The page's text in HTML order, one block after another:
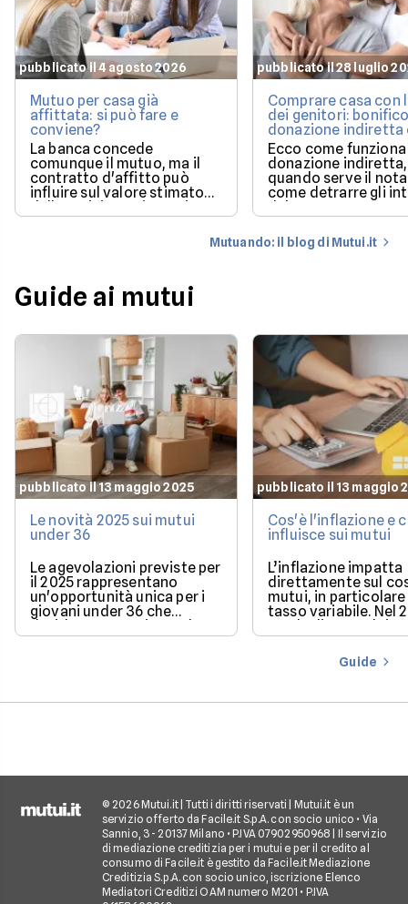
pubblicato il 4 agosto 2026
Mutuo per casa già
affittata: si può fare e
conviene?
La banca concede
comunque il mutuo, ma il
contratto d'affitto può
influire sul valore stimato
dalla perizia e sui tempi per
poter utilizzare la casa.
pubblicato il 28 luglio
Comprare casa con
dei genitori:
donazione indiretta
mutuo?
Ecco come
donazione indiretta,
quando serve il
come detrarre gli
del mutuo.
Mutuando: il blog di Mutui.it
Guide ai mutui
pubblicato il 13 maggio 2025
Le novità 2025 sui mutui
under 36
Le agevolazioni previste per
il 2025 rappresentano
un'opportunità unica per i
giovani under 36 che
desiderano acquistare la
loro prima casa.
pubblicato il 13 maggio
Cos'è l'inflazione e
influisce sui mutui
L’inflazione impatta
direttamente sul
mutui, in particolare
tasso variabile. Nel
con la discesa dei
il mercato offre
più favorevoli per
finanziareGuide
© 2026 Mutui.it | Tutti i diritti riservati | Mutui.it è un
servizio offerto da Facile.it S.p.A. con socio unico • Via
Sannio, 3 - 20137 Milano • P.IVA 07902950968 | Il servizio
di mediazione creditizia per i mutui e per il credito al
consumo di Facile.it è gestito da Facile.it Mediazione
Creditizia S.p.A. con socio unico, iscrizione Elenco
Mediatori Creditizi OAM numero M201 • P.IVA